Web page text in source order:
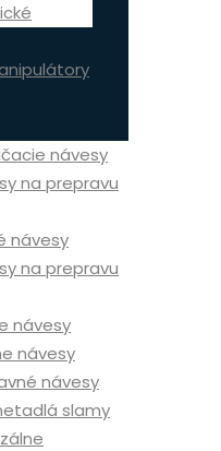
návesy
na prepravu
návesy
na prepravu
návesy
návesy
návesy
slamy